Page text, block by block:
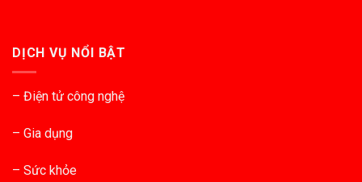
DỊCH VỤ NỔI BẬT
– Điện tử công nghệ
– Gia dụng
– Sức khỏe